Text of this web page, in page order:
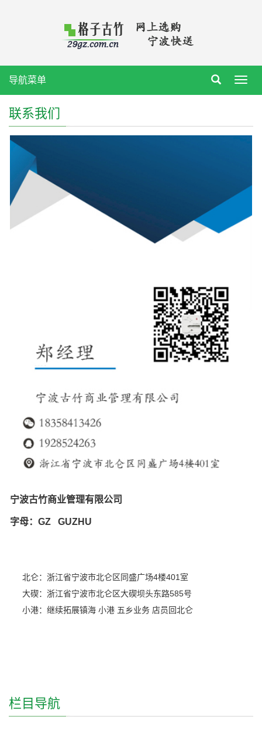
导航菜单
联系我们
宁波古竹商业管理有限公司
字母：GZ GUZHU
北仑： 浙江省宁波市北仑区同盛广场4楼401室
大碶： 浙江省宁波市北仑区大碶坝头东路585号
小港： 继续拓展镇海 小港 五乡业务 店员回北仑
栏目导航